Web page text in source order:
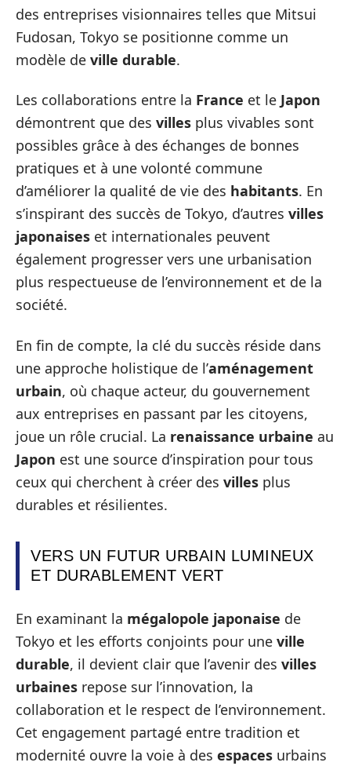
des entreprises visionnaires telles que Mitsui
Fudosan, Tokyo se positionne comme un
modèle de ville durable.
Les collaborations entre la France et le Japon
démontrent que des villes plus vivables sont
possibles grâce à des échanges de bonnes
pratiques et à une volonté commune
d’améliorer la qualité de vie des habitants. En
s’inspirant des succès de Tokyo, d’autres villes
japonaises et internationales peuvent
également progresser vers une urbanisation
plus respectueuse de l’environnement et de la
société.
En fin de compte, la clé du succès réside dans
une approche holistique de l’aménagement
urbain, où chaque acteur, du gouvernement
aux entreprises en passant par les citoyens,
joue un rôle crucial. La renaissance urbaine au
Japon est une source d’inspiration pour tous
ceux qui cherchent à créer des villes plus
durables et résilientes.
VERS UN FUTUR URBAIN LUMINEUX
ET DURABLEMENT VERT
En examinant la mégalopole japonaise de
Tokyo et les efforts conjoints pour une ville
durable, il devient clair que l’avenir des villes
urbaines repose sur l’innovation, la
collaboration et le respect de l’environnement.
Cet engagement partagé entre tradition et
modernité ouvre la voie à des espaces urbains